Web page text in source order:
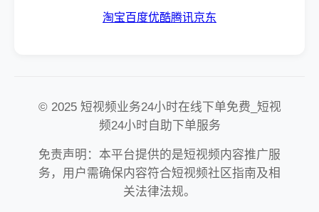
淘宝百度优酷腾讯京东
© 2025 短视频业务24小时在线下单免费_短视
频24小时自助下单服务
免责声明：本平台提供的是短视频内容推广服
务，用户需确保内容符合短视频社区指南及相
关法律法规。